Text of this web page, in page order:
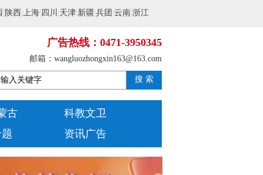
陕西 上海 四川 天津 新疆 兵团 云南 浙江
广告热线：0471-3950345
邮箱：wangluozhongxin163@163.com
搜 索
古
科教文卫
资讯广告